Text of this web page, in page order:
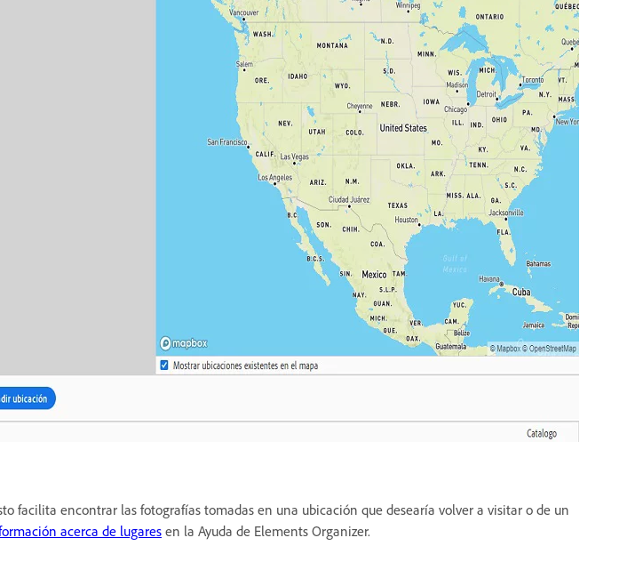
facilita encontrar las fotografías tomadas en una ubicación que desearía volver a visitar o de un
acerca de lugares en la Ayuda de Elements Organizer.